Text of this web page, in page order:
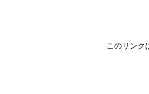
このリンク